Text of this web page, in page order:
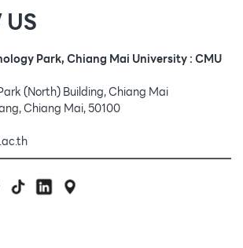
Park, Chiang Mai University : CMU
(North) Building, Chiang Mai
Chiang Mai, 50100